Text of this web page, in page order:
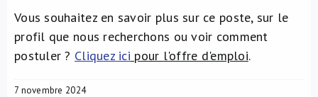
Vous souhaitez en savoir plus sur ce poste, sur le
profil que nous recherchons ou voir comment
postuler ? Cliquez ici pour l'offre d'emploi.
7 novembre 2024